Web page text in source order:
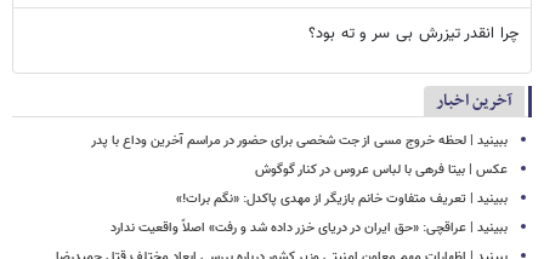
چرا انقدر تیزرش بی سر و ته بود؟
آخرین اخبار
ببینید | لحظه خروج مسی از جت شخصی برای حضور در مراسم آخرین وداع با پدر
عکس | بیتا فرهی با لباس عروس در کنار گوگوش
ببینید | تعریف متفاوت خانم بازیگر از مهدی پاکدل: «نگم برات!»
ببینید | عراقچی: «حق ایران در دریای خزر داده شد و رفت» اصلاً واقعیت ندارد